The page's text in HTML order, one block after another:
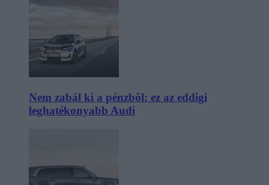
Nem zabál ki a pénzből: ez az eddigi
leghatékonyabb Audi